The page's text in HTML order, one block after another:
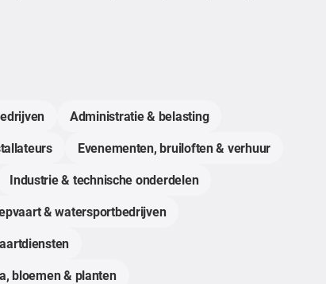
Administratie & belasting
Evenementen, bruiloften & verhuur
Industrie & technische onderdelen
& watersportbedrijven
bloemen & planten